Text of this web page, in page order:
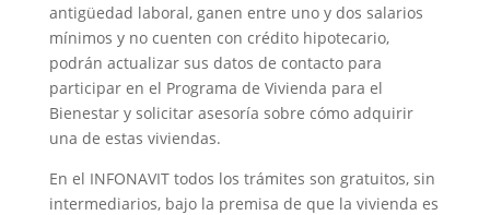
antigüedad laboral, ganen entre uno y dos salarios
mínimos y no cuenten con crédito hipotecario,
podrán actualizar sus datos de contacto para
participar en el Programa de Vivienda para el
Bienestar y solicitar asesoría sobre cómo adquirir
una de estas viviendas.
En el INFONAVIT todos los trámites son gratuitos, sin
intermediarios, bajo la premisa de que la vivienda es